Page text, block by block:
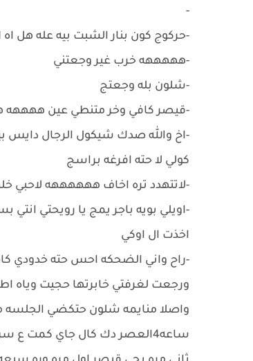
-
-حركوج كون بنار الشبت بيه عله هل اه
-هههههه خرب غير وجعتني
-شلون بله وجعتج
-قيصر كافي وخر متنطي عين ههههه
-اخ والله صدك شيكول الرجال دايس
كولي لا حته افرغه براسج
-لاتتهدد تره اخاف ههههههه
-اويلي بويه باجر يمج يا رويحتي
اخذت ال اوكي
-راح واني الضحكه احس حته خدودي
ورجعت لغرفتي خابرتها حجيت وياه
واصلا منايمه شلون حتكضي الجلسه
ساعه4العصر دك كال جاي كمت